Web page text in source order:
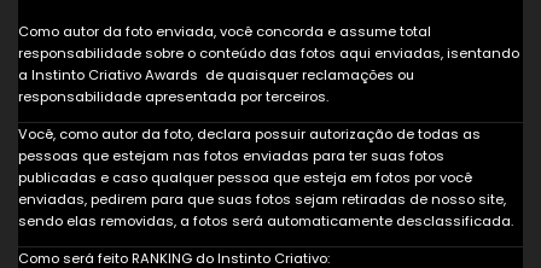
Como autor da foto enviada, você concorda e assume total
responsabilidade sobre o conteúdo das fotos aqui enviadas, isentando
a Instinto Criativo Awards de quaisquer reclamações ou
responsabilidade apresentada por terceiros.
Você, como autor da foto, declara possuir autorização de todas as
pessoas que estejam nas fotos enviadas para ter suas fotos
publicadas e caso qualquer pessoa que esteja em fotos por você
enviadas, pedirem para que suas fotos sejam retiradas de nosso site,
sendo elas removidas, a fotos será automaticamente desclassificada.
Como será feito RANKING do Instinto Criativo: